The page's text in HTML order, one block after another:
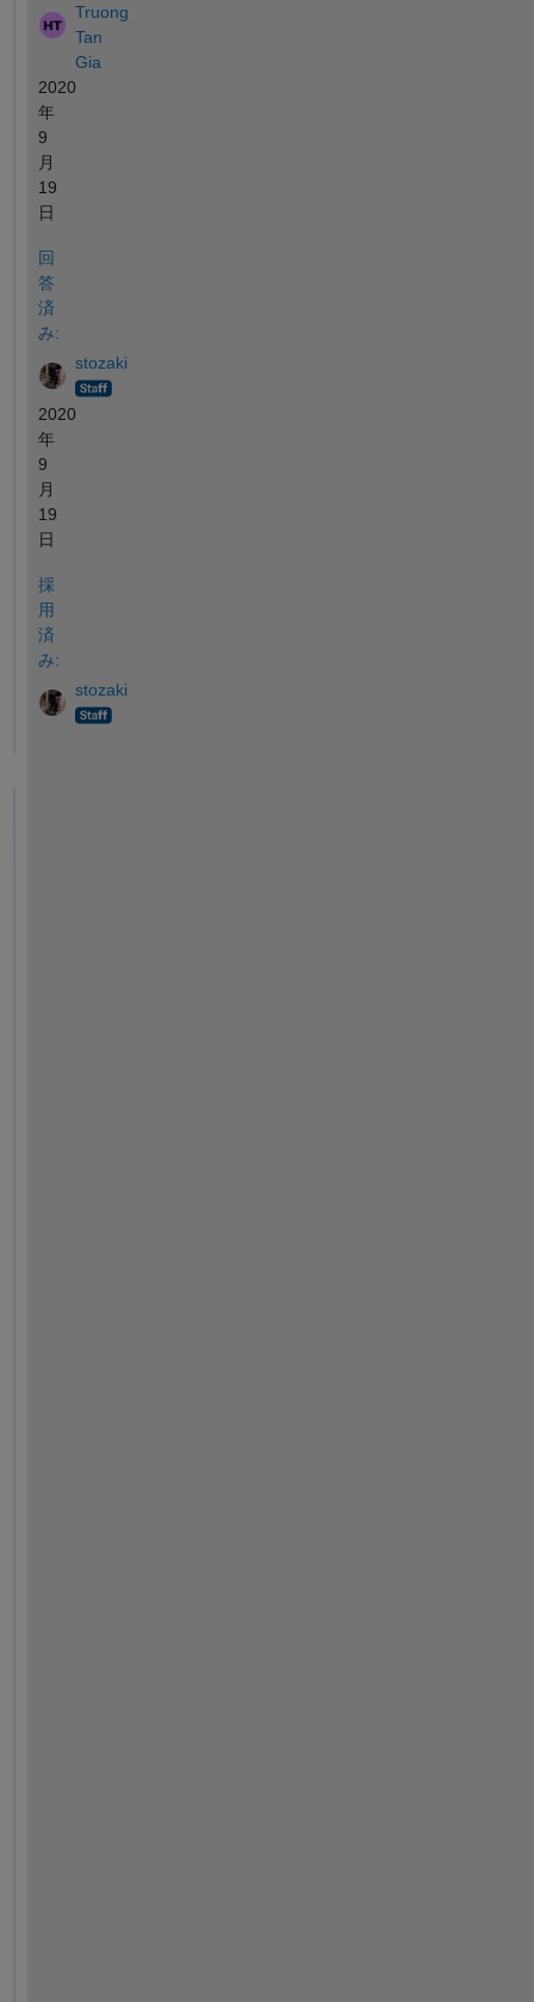
Truong
Tan
Gia
2020
年
9
月
19
日
回
答
済
み:
stozaki
2020
年
9
月
19
日
採
用
済
み:
stozaki